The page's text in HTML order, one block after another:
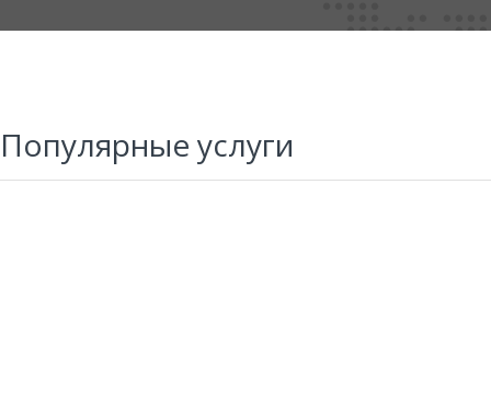
Популярные услуги